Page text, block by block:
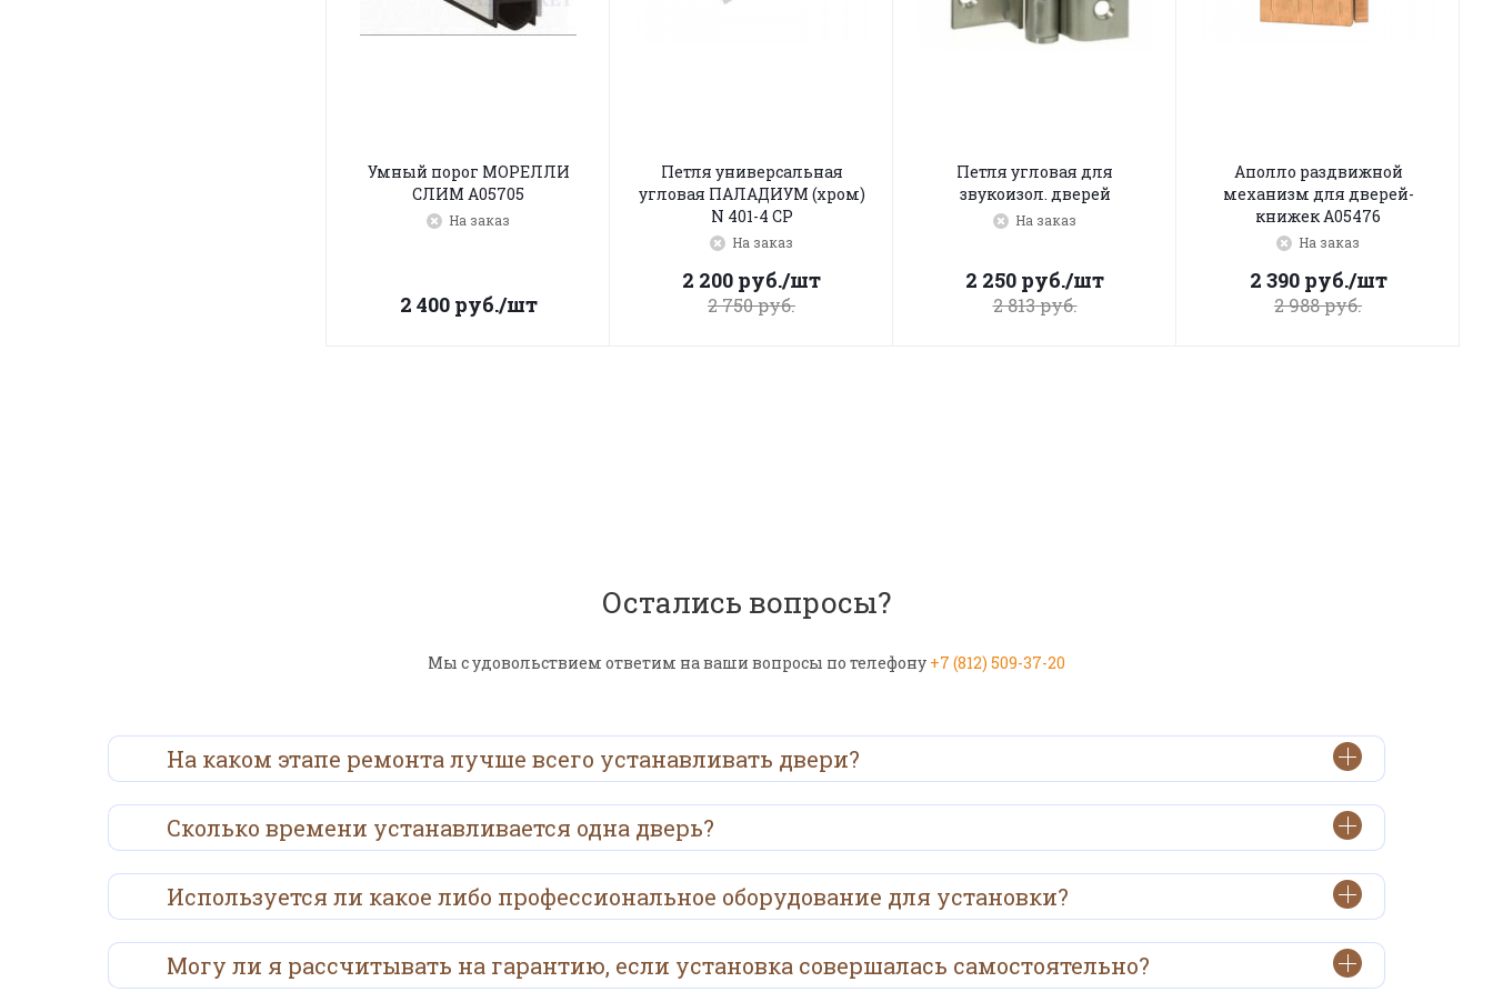
Умный порог МОРЕЛЛИ
СЛИМ A05705
На заказ
2 400руб./шт
Петля универсальная
угловая ПАЛАДИУМ (хром)
N 401-4 CP
На заказ
2 200 руб./шт
2 750руб.
Петля угловая для
звукоизол. дверей
На заказ
2 250 руб./шт
2 813руб.
Аполло раздвижной
механизм для дверей-
книжек A05476
На заказ
2 390руб./шт
2 988руб.
Остались вопросы?
Мы с удовольствием ответим на ваши вопросы по телефону +7 (812) 509-37-20
На каком этапе ремонта лучше всего устанавливать двери?
Сколько времени устанавливается одна дверь?
Используется ли какое либо профессиональное оборудование для установки?
Могу ли я рассчитывать на гарантию, если установка совершалась самостоятельно?